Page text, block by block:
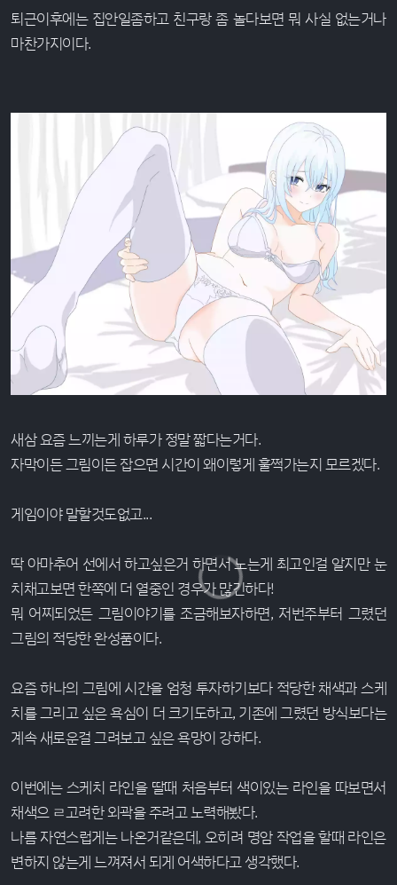
퇴근이후에는 집안일좀하고 친구랑 좀 놀다보면 뭐 사실 없는거나
마찬가지이다.
새삼 요즘 느끼는게 하루가 정말 짧다는거다.
자막이든 그림이든 잡으면 시간이 왜이렇게 훌쩍가는지 모르겠다.
게임이야 말할것도없고...
딱 아마추어 선에서 하고싶은거 하면서 노는게 최고인걸 알지만 눈
치채고보면 한쪽에 더 열중인 경우가 많긴하다!
뭐 어찌되었든 그림이야기를 조금해보자하면, 저번주부터 그렸던
그림의 적당한 완성품이다.
요즘 하나의 그림에 시간을 엄청 투자하기보다 적당한 채색과 스케
치를 그리고 싶은 욕심이 더 크기도하고, 기존에 그렸던 방식보다는
계속 새로운걸 그려보고 싶은 욕망이 강하다.
이번에는 스케치 라인을 딸때 처음부터 색이있는 라인을 따보면서
채색으 ㄹ고려한 외곽을 주려고 노력해봤다.
나름 자연스럽게는 나온거같은데, 오히려 명암 작업을 할때 라인은
변하지 않는게 느껴져서 되게 어색하다고 생각했다.